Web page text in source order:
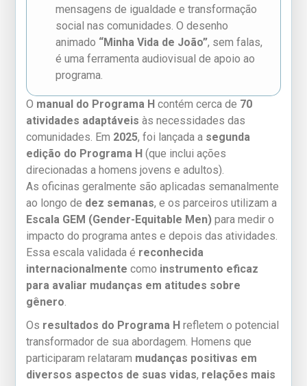
mensagens de igualdade e transformação
social nas comunidades. O desenho
animado “Minha Vida de João”, sem falas,
é uma ferramenta audiovisual de apoio ao
programa.
O manual do Programa H contém cerca de 70
atividades adaptáveis às necessidades das
comunidades. Em 2025, foi lançada a segunda
edição do Programa H (que inclui ações
direcionadas a homens jovens e adultos).
As oficinas geralmente são aplicadas semanalmente
ao longo de dez semanas, e os parceiros utilizam a
Escala GEM (Gender-Equitable Men) para medir o
impacto do programa antes e depois das atividades.
Essa escala validada é reconhecida
internacionalmente como instrumento eficaz
para avaliar mudanças em atitudes sobre
gênero.
Os resultados do Programa H refletem o potencial
transformador de sua abordagem. Homens que
participaram relataram mudanças positivas em
diversos aspectos de suas vidas, relações mais